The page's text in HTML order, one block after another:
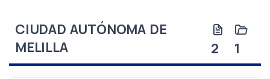
CIUDAD AUTÓNOMA DE
MELILLA
2 1